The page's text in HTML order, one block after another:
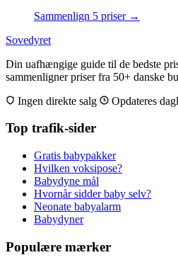
Sammenlign 5 priser →
Sovedyret
Din uafhængige guide til de bedste
sammenligner priser fra 50+ danske
Ingen direkte salg
Opdateres
Top trafik-sider
Gratis babypakker
Hvilken voksipose?
Babydyne mål
Hvornår sidder baby selv?
Neonate babyalarm
Babydyner
Populære mærker